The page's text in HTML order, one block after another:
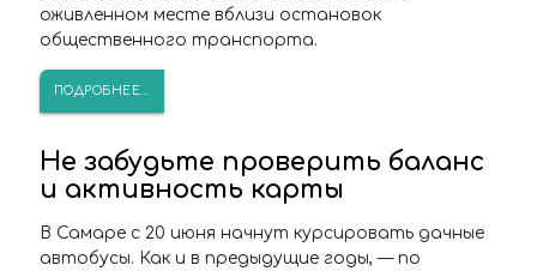
оживленном месте вблизи остановок
общественного транспорта.
ПОДРОБНЕЕ...
Не забудьте проверить баланс
и активность карты
В Самарес 20 июня начнут курсировать дачные
автобусы. Как и в предыдущие годы, — по